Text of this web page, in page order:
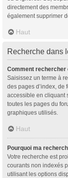
directement des
également supprimer
Haut
Recherche dans
Comment rechercher
Saisissez un terme à
des pages d’index, de
accessible en cliquant
toutes les pages du
graphiques utilisés.
Haut
Pourquoi ma
Votre recherche est
courants non indexés
utilisant les options